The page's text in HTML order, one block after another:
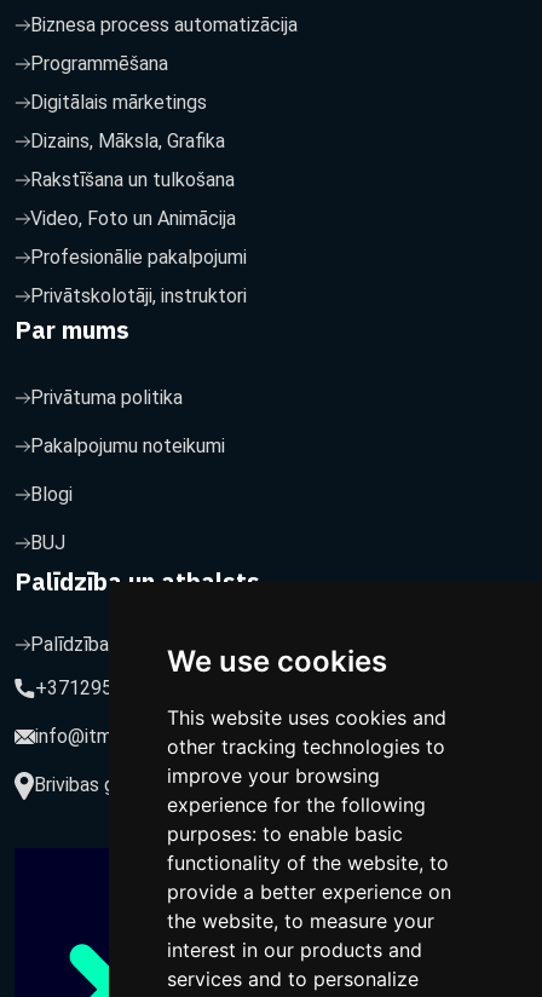
We use cookies
This website uses cookies and
other tracking technologies to
improve your browsing
experience for the following
purposes: to enable basic
functionality of the website, to
provide a better experience on
the website, to measure your
interest in our products and
services and to personalize
Biznesa process automatizācija
Programmēšana
Digitālais mārketings
Dizains, Māksla, Grafika
Rakstīšana un tulkošana
Video, Foto un Animācija
Profesionālie pakalpojumi
Privātskolotāji, instruktori
Par mums
Privātuma politika
Pakalpojumu noteikumi
Blogi
BUJ
Palīdzība un atbalsts
Palīdzība un atbalsts
+37129564547
info@itmarketing.lv
Brivibas gatve 234-77, LV-1039, Riga, Latvia